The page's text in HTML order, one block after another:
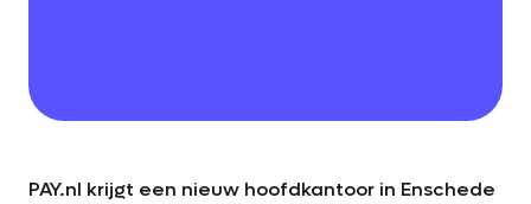
PAY.nl krijgt een nieuw hoofdkantoor in Enschede